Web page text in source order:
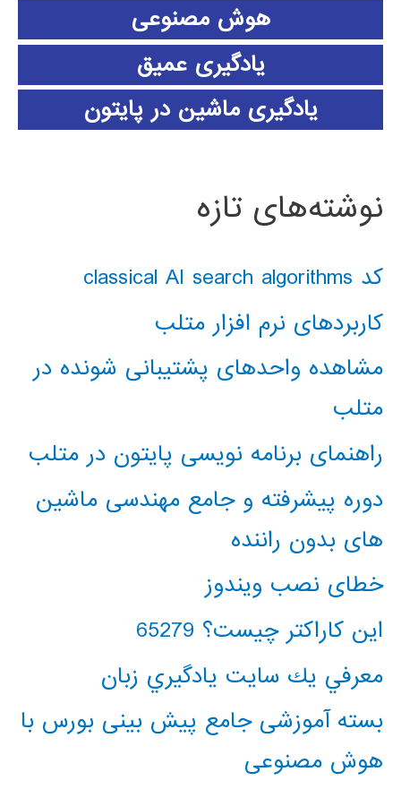
هوش مصنوعی
یادگیری عمیق
یادگیری ماشین در پایتون
نوشته‌های تازه
کد classical AI search algorithms
کاربردهای نرم افزار متلب
مشاهده واحدهای پشتیبانی شونده در
متلب
راهنمای برنامه نویسی پایتون در متلب
دوره پیشرفته و جامع مهندسی ماشین
های بدون راننده
خطای نصب ویندوز
این کاراکتر چیست؟ 65279
معرفي يك سايت يادگيري زبان
بسته آموزشی جامع پیش بینی بورس با
هوش مصنوعی